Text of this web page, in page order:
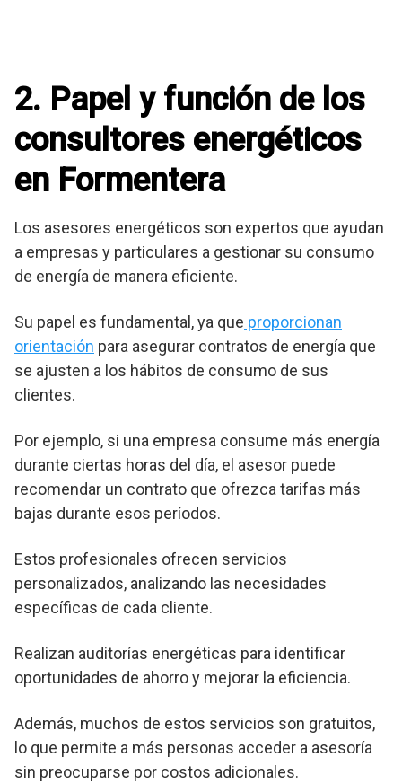
2. Papel y función de los
consultores energéticos
en Formentera
Los asesores energéticos son expertos que ayudan
a empresas y particulares a gestionar su consumo
de energía de manera eficiente.
Su papel es fundamental, ya que proporcionan
orientación para asegurar contratos de energía que
se ajusten a los hábitos de consumo de sus
clientes.
Por ejemplo, si una empresa consume más energía
durante ciertas horas del día, el asesor puede
recomendar un contrato que ofrezca tarifas más
bajas durante esos períodos.
Estos profesionales ofrecen servicios
personalizados, analizando las necesidades
específicas de cada cliente.
Realizan auditorías energéticas para identificar
oportunidades de ahorro y mejorar la eficiencia.
Además, muchos de estos servicios son gratuitos,
lo que permite a más personas acceder a asesoría
sin preocuparse por costos adicionales.